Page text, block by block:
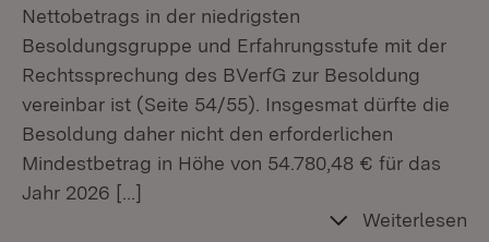
Nettobetrags in der niedrigsten
Besoldungsgruppe und Erfahrungsstufe mit der
Rechtssprechung des BVerfG zur Besoldung
vereinbar ist (Seite 54/55). Insgesmat dürfte die
Besoldung daher nicht den erforderlichen
Mindestbetrag in Höhe von 54.780,48 € für das
Jahr 2026 […]
Weiterlesen